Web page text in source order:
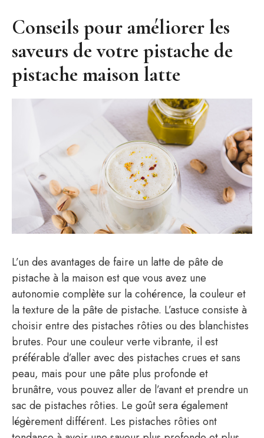
Conseils pour améliorer les
saveurs de votre pistache de
pistache maison latte
L’un des avantages de faire un latte de pâte de
pistache à la maison est que vous avez une
autonomie complète sur la cohérence, la couleur et
la texture de la pâte de pistache. L’astuce consiste à
choisir entre des pistaches rôties ou des blanchistes
brutes. Pour une couleur verte vibrante, il est
préférable d’aller avec des pistaches crues et sans
peau, mais pour une pâte plus profonde et
brunâtre, vous pouvez aller de l’avant et prendre un
sac de pistaches rôties. Le goût sera également
légèrement différent. Les pistaches rôties ont